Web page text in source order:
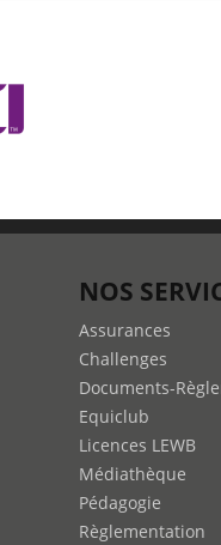
NOS
Assurances
Challenges
Documents-
Equiclub
Licences LEWB
Médiathèque
Pédagogie
Règlementation